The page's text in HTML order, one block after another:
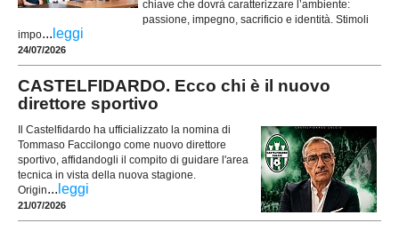
chiave che dovrà caratterizzare l’ambiente:
passione, impegno, sacrificio e identità. Stimoli
impo... leggi
24/07/2026
CASTELFIDARDO. Ecco chi è il nuovo
direttore sportivo
Il Castelfidardo ha ufficializzato la nomina di
Tommaso Faccilongo come nuovo direttore
sportivo, affidandogli il compito di guidare l'area
tecnica in vista della nuova stagione.
Origin... leggi
21/07/2026